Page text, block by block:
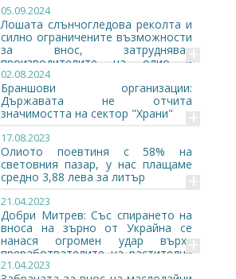
олиото
05.09.2024
Лошата слънчогледова реколта и
силно ограничените възможности
за внос, затрудняват
производителите на олио и
преработвателите
+
02.08.2024
Браншови организации:
Държавата не отчита
значимостта на сектор "Храни"
+
17.08.2023
Олиото поевтиня с 58% на
световния пазар, у нас плащаме
средно 3,88 лева за литър
+
21.04.2023
Добри Митрев: Със спирането на
вноса на зърно от Украйна се
нанася огромен удар върху
преработвателите на растителни
масла в България
+
21.04.2023